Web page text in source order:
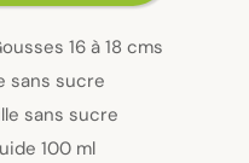
16 à 18 cms
sans sucre
sans sucre
100 ml